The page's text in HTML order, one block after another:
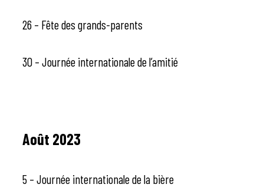
26 – Fête des grands-parents
30 – Journée internationale de l’amitié
Août 2023
5 – Journée internationale de la bière